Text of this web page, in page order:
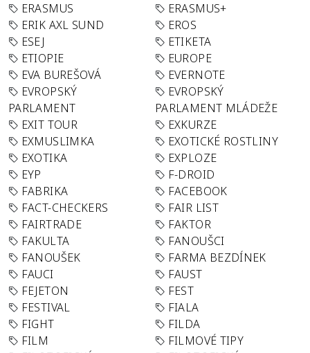
ERASMUS
ERASMUS+
ERIK AXL SUND
EROS
ESEJ
ETIKETA
ETIOPIE
EUROPE
EVA BUREŠOVÁ
EVERNOTE
EVROPSKÝ
PARLAMENT
EVROPSKÝ
PARLAMENT MLÁDEŽE
EXIT TOUR
EXKURZE
EXMUSLIMKA
EXOTICKÉ ROSTLINY
EXOTIKA
EXPLOZE
EYP
F-DROID
FABRIKA
FACEBOOK
FACT-CHECKERS
FAIR LIST
FAIRTRADE
FAKTOR
FAKULTA
FANOUŠCI
FANOUŠEK
FARMA BEZDÍNEK
FAUCI
FAUST
FEJETON
FEST
FESTIVAL
FIALA
FIGHT
FILDA
FILM
FILMOVÉ TIPY